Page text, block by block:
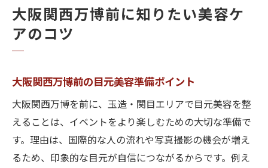
大阪関西万博前に知りたい美容ケ
アのコツ
大阪関西万博前の目元美容準備ポイント
大阪関西万博を前に、玉造・関目エリアで目元美容を整
えることは、イベントをより楽しむための大切な準備で
す。理由は、国際的な人の流れや写真撮影の機会が増え
るため、印象的な目元が自信につながるからです。例え